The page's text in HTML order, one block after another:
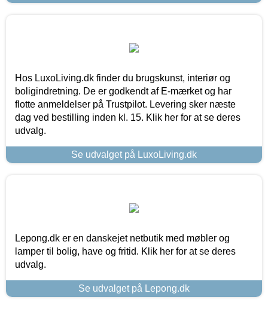
Hos LuxoLiving.dk finder du brugskunst, interiør og
boligindretning. De er godkendt af E-mærket og har
flotte anmeldelser på Trustpilot. Levering sker næste
dag ved bestilling inden kl. 15. Klik her for at se deres
udvalg.
Se udvalget på LuxoLiving.dk
Lepong.dk er en danskejet netbutik med møbler og
lamper til bolig, have og fritid. Klik her for at se deres
udvalg.
Se udvalget på Lepong.dk